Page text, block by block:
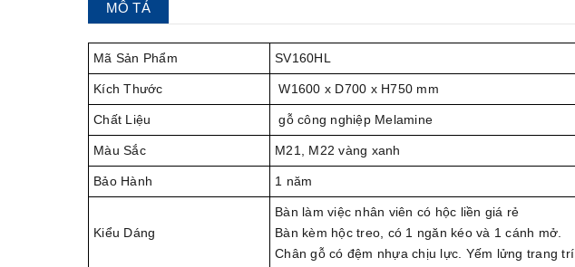
MÔ TẢ
Mã Sản Phẩm SV160HL
Kích Thước W1600 x D700 x H750 mm
Chất Liệu gỗ công nghiệp Melamine
Màu Sắc M21, M22 vàng xanh
Bảo Hành 1 năm
Kiểu Dáng
Bàn làm việc nhân viên có hộc liền giá rẻ
Bàn kèm hộc treo, có 1 ngăn kéo và 1 cánh mở.
Chân gỗ có đệm nhựa chịu lực. Yếm lửng trang trí